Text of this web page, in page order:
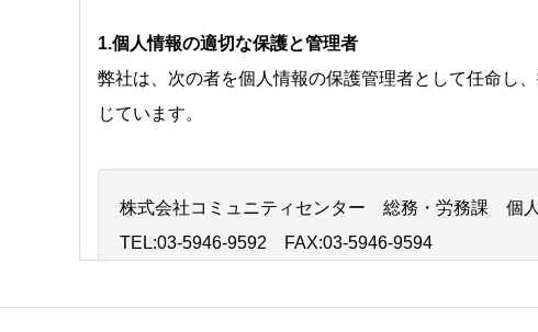
1.個人情報の適切な保護と管理者
弊社は、次の者を個人情報の保護管理者として任命し
じています。
株式会社コミュニティセンター 総務・労務課 個
TEL:03-5946-9592 FAX:03-5946-9594